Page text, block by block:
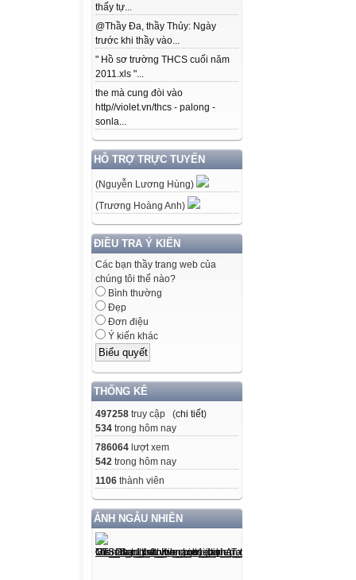
thấy tự...
@Thầy Đa, thầy Thủy: Ngày
trước khi thầy vào...
" Hồ sơ trường THCS cuối năm
2011.xls "...
the mà cung đòi vào
http//violet.vn/thcs - palong -
sonla...
HỖ TRỢ TRỰC TUYẾN
(Nguyễn Lương Hùng)
(Trương Hoàng Anh)
ĐIỀU TRA Ý KIẾN
Các bạn thầy trang web của
chúng tôi thế nào?
Bình thường
Đẹp
Đơn điệu
Ý kiến khác
THỐNG KÊ
497258 truy cập (chi tiết)
534 trong hôm nay
786064 lượt xem
542 trong hôm nay
1106 thành viên
ẢNH NGẪU NHIÊN